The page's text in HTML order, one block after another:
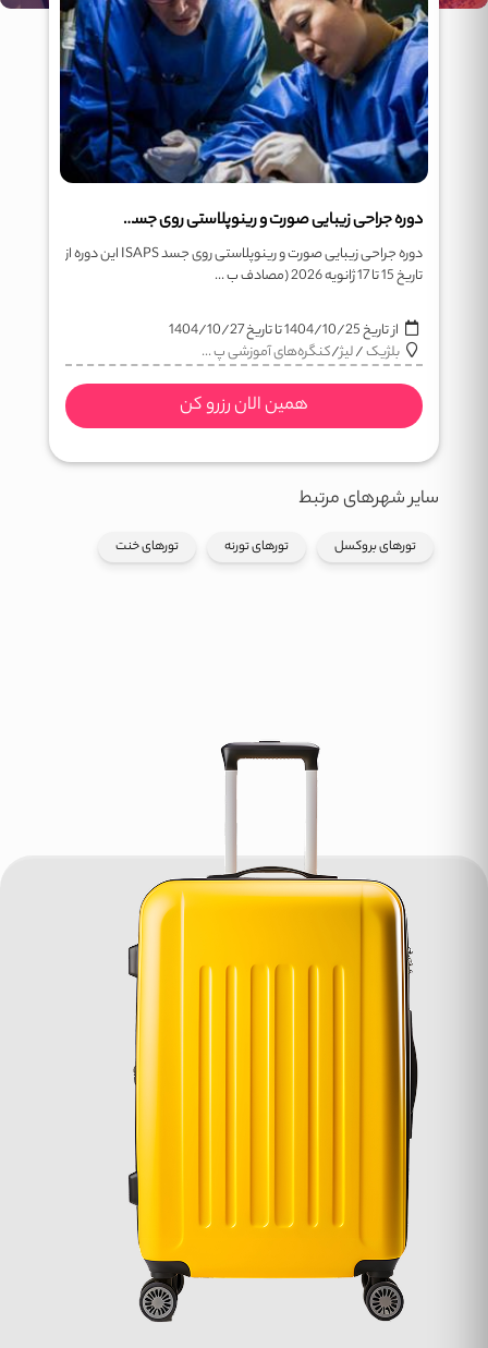
دوره جراحی زیبایی صورت و رینوپلاستی روی جسد ISAPS
دوره جراحی زیبایی صورت و رینوپلاستی روی جسد ISAPS این دوره از
تاریخ 15 تا 17 ژانویه 2026 (مصادف ب ...
از تاریخ1404/10/25تا تاریخ1404/10/27
بلژیک/لیژ/کنگره‌های آموزشی پ ...
همین الان رزرو کن
سایر شهرهای مرتبط
تورهای بروکسل تورهای تورنه تورهای خنت